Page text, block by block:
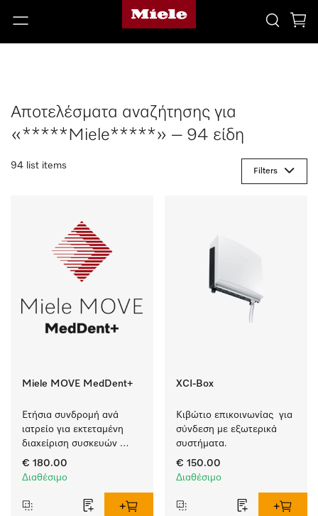
Αποτελέσματα αναζήτησης για
«*****Miele*****» – 94 είδη
94 list items
Filters
Miele MOVE MedDent+
Ετήσια συνδρομή ανά
ιατρείο για εκτεταμένη
διαχείριση συσκευών
Miele Professional με
τεκμηρίωση διαδικασιών.
€ 180.00
Διαθέσιμο
XCI-Box
Κιβώτιο επικοινωνίας  για
σύνδεση με εξωτερικά
συστήματα.
€ 150.00
Διαθέσιμο